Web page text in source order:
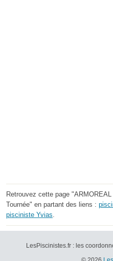
Retrouvez cette page
Tournée" en partant des liens :
pisciniste Yvias.
LesPiscinistes.fr : les